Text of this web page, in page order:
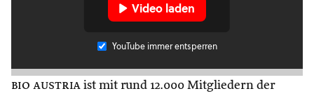
Video laden
YouTube immer entsperren
bio austria ist mit rund 12.000 Mitgliedern der